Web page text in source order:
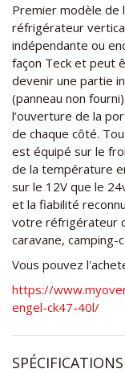
Premier modèle de
réfrigérateur
indépendante ou
façon Teck et peut
devenir une partie
(panneau non
l’ouverture de la
de chaque côté.
est équipé sur le
de la température
sur le 12V que le
et la fiabilité
votre réfrigérateur
caravane, camping-
Vous pouvez
https://
engel-ck47-40l/
SPÉCIFICATIONS